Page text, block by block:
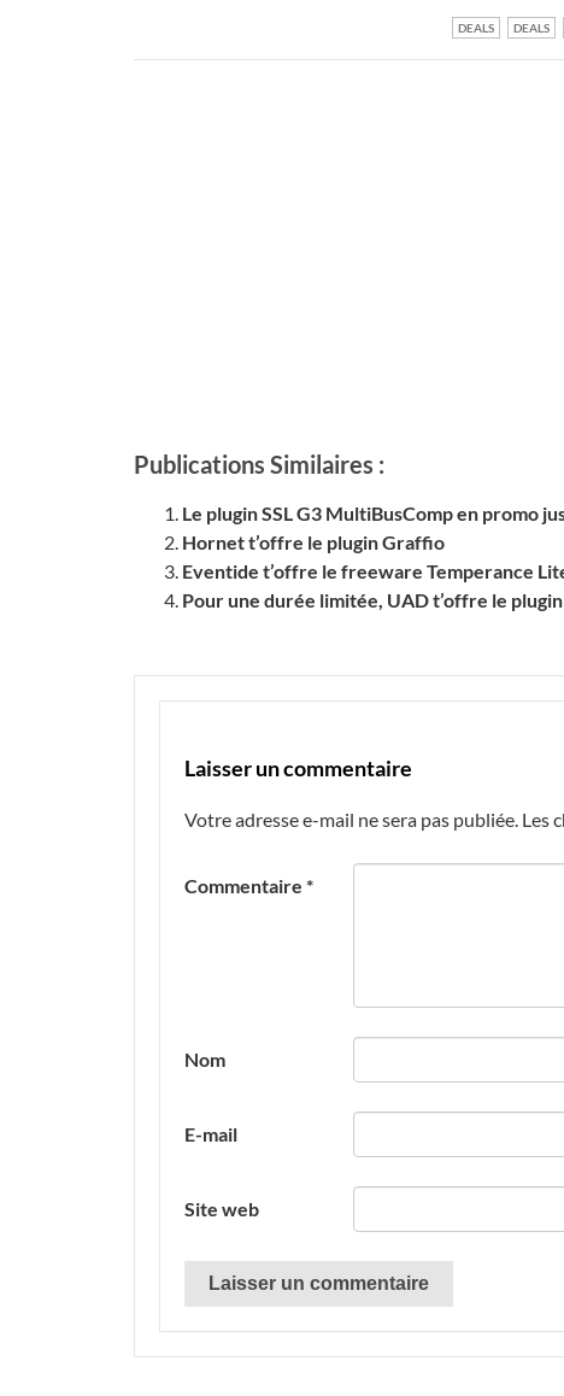
DEALS DEALS
Publications Similaires :
Le plugin SSL G3 MultiBusComp en promo
Hornet t’offre le plugin Graffio
Eventide t’offre le freeware Temperance
Pour une durée limitée, UAD t’offre le
Laisser un commentaire
Votre adresse e-mail ne sera pas publiée. Les
Commentaire *
Nom
E-mail
Site web